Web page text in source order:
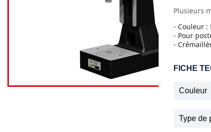
Plusieurs
- Couleur :
- Pour
-
FICHE
Couleur
Type de